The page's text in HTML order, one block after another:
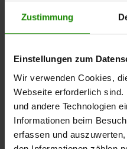
Zustimmung
Einstellungen zum
Wir verwenden Cookies,
Webseite erforderlich
und andere Technologien
Informationen beim
erfassen und
Geölte Asteichefronten
Asteichefurnier prägen
Parsolglas, Akzente in
anthrazitfarben
moderne Kontraste.